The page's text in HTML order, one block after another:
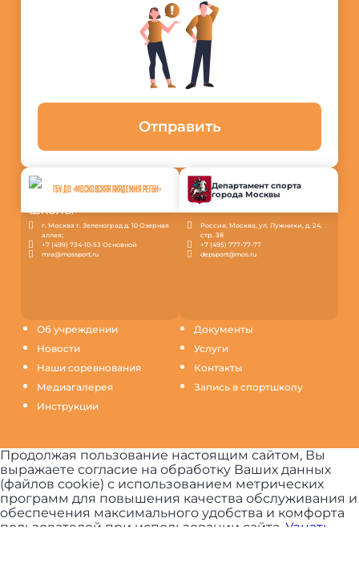
Об учреждении
Новости
Наши соревнования
Медиагалерея
Инструкции
Документы
Услуги
Контакты
Запись в спортшколу
Отправить
ГБУ ДО «МОСКОВСКАЯ АКАДЕМИЯ РЕГБИ»
г. Москва г. Зеленоград д. 10 Озерная
аллея;
+7 (499) 734-10-53 Основной
mra@mossport.ru
Департамент спорта
города Москвы
Россия, Москва, ул. Лужники, д. 24,
стр. 38
+7 (495) 777-77-77
depsport@mos.ru
Продолжая пользование настоящим сайтом, Вы
выражаете согласие на обработку Ваших данных
(файлов cookie) с использованием метрических
программ для повышения качества обслуживания и
обеспечения максимального удобства и комфорта
пользователей при использовании сайта. Узнать